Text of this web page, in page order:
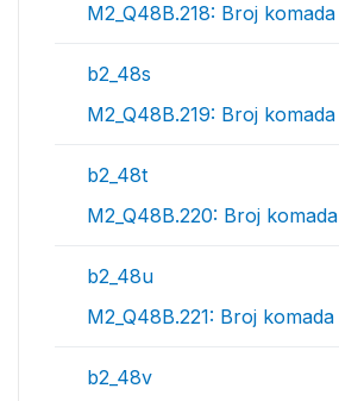
M2_Q48B.218: Broj komada
b2_48s
M2_Q48B.219: Broj komada
b2_48t
M2_Q48B.220: Broj komada
b2_48u
M2_Q48B.221: Broj komada
b2_48v